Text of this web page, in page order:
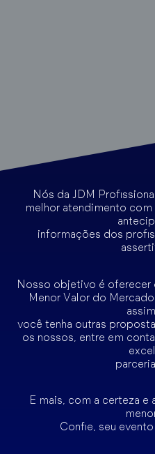
Nós da JDM
melhor atendimento
informações dos
Nosso objetivo é oferecer
Menor Valor do
você tenha outras
os nossos, entre em
E mais, com a certeza e
Confie, seu